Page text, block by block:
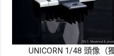
UNICORN 1/48 頭像（